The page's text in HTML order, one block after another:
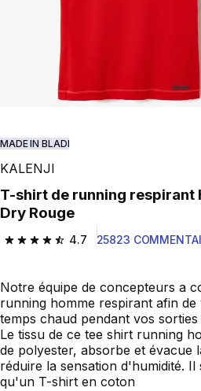
MADE IN BLADI
KALENJI
T-shirt de running respirant Homme - KIPRUN 100
Dry Rouge
4.7
4.7 out of 5 stars from 25823
25823
Notre équipe de concepteurs a
running homme respirant afin
temps chaud pendant vos
Le tissu de ce tee shirt running
de polyester, absorbe et évacue
réduire la sensation d'humidité.
qu'un T-shirt en coton